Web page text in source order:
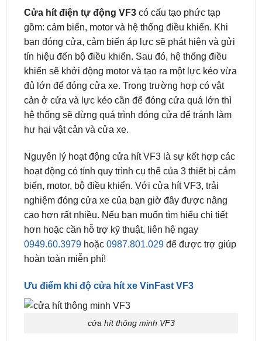
cửa hít xe vinfast vf3 lắp zin
Cửa hít điện tự động VF3 có cấu tạo phức tạp
gồm: cảm biến, motor và hệ thống điều khiển. Khi
bạn đóng cửa, cảm biến áp lực sẽ phát hiện và gửi
tín hiệu đến bộ điều khiển. Sau đó, hệ thống điều
khiển sẽ khởi động motor và tạo ra một lực kéo vừa
đủ lớn để đóng cửa xe. Trong trường hợp có vật
hệ thống sẽ dừng quá trình đóng cửa để tránh làm
hư hại vật cản và cửa xe.
Nguyên lý hoạt động cửa hít VF3 là sự kết hợp các
hoạt động có tính quy trình cụ thể của 3 thiết bị cảm
biến, motor, bộ điều khiển. Với cửa hít VF3, trải
nghiệm đóng cửa xe của bạn giờ đây được nâng
cao hơn rất nhiều. Nếu bạn muốn tìm hiểu chi tiết
0949.60.3979hoặc0987.801.029để được trợ giúp
hoàn toàn miễn phí!